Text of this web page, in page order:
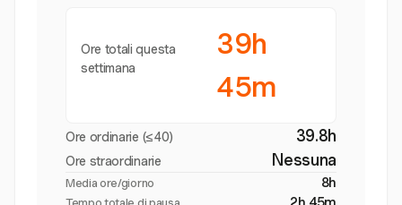
Ore totali questa
settimana
39h
45m
Ore ordinarie (≤40) 39.8h
Ore straordinarie Nessuna
Media ore/giorno 8h